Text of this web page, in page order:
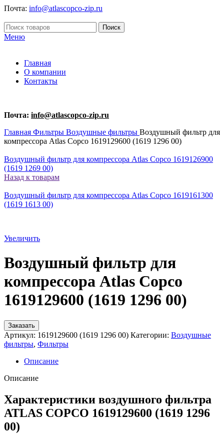
Почта: info@atlascopco-zip.ru
Поиск
Меню
Главная
О компании
Контакты
Почта: info@atlascopco-zip.ru
Главная Фильтры Воздушные фильтры Воздушный фильтр для
компрессора Atlas Copco 1619129600 (1619 1296 00)
Воздушный фильтр для компрессора Atlas Copco 1619126900
(1619 1269 00)
Назад к товарам
Воздушный фильтр для компрессора Atlas Copco 1619161300
(1619 1613 00)
Увеличить
Воздушный фильтр для
компрессора Atlas Copco
1619129600 (1619 1296 00)
Заказать
Артикул: 1619129600 (1619 1296 00) Категории: Воздушные
фильтры, Фильтры
Описание
Описание
Характеристики воздушного фильтра
ATLAS COPCO 1619129600 (1619 1296
00)